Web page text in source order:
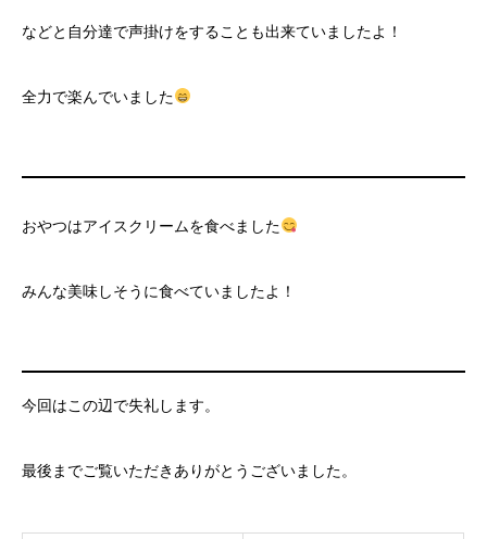
などと自分達で声掛けをすることも出来ていましたよ！
全力で楽んでいました
おやつはアイスクリームを食べました
みんな美味しそうに食べていましたよ！
今回はこの辺で失礼します。
最後までご覧いただきありがとうございました。